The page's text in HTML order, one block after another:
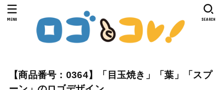
SEARCH
MENU
【商品番号：0364】「目玉焼き」「葉」「スプ